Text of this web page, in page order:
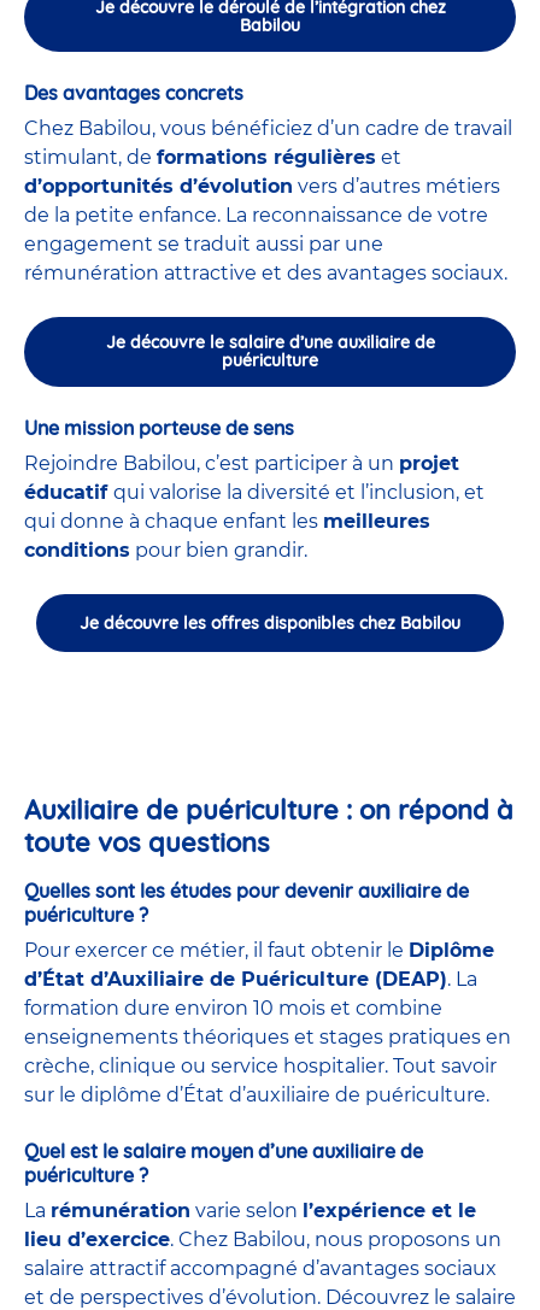
Je découvre le déroulé de l’intégration chez
Babilou
Des avantages concrets
Chez Babilou, vous bénéficiez d’un cadre de travail
stimulant, de formations régulières et
d’opportunités d’évolution vers d’autres métiers
de la petite enfance. La reconnaissance de votre
engagement se traduit aussi par une
rémunération attractive et des avantages sociaux.
Je découvre le salaire d’une auxiliaire de
puériculture
Une mission porteuse de sens
Rejoindre Babilou, c’est participer à un projet
éducatif qui valorise la diversité et l’inclusion, et
qui donne à chaque enfant les meilleures
conditions pour bien grandir.
Je découvre les offres disponibles chez Babilou
Auxiliaire de puériculture : on répond à
toute vos questions
Quelles sont les études pour devenir auxiliaire de
puériculture ?
Pour exercer ce métier, il faut obtenir le Diplôme
d’État d’Auxiliaire de Puériculture (DEAP). La
formation dure environ 10 mois et combine
enseignements théoriques et stages pratiques en
crèche, clinique ou service hospitalier. Tout savoir
sur le diplôme d’État d’auxiliaire de puériculture.
Quel est le salaire moyen d’une auxiliaire de
puériculture ?
La rémunération varie selon l’expérience et le
lieu d’exercice. Chez Babilou, nous proposons un
salaire attractif accompagné d’avantages sociaux
et de perspectives d’évolution. Découvrez le salaire